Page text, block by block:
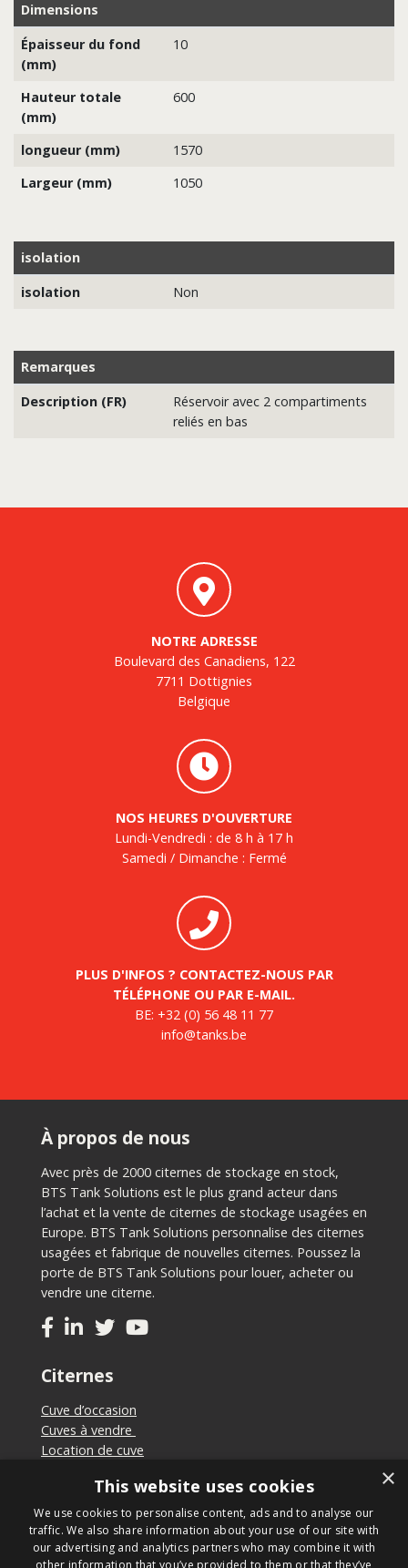
Dimensions
Épaisseur du fond
(mm)
10
Hauteur totale
(mm)
600
longueur (mm)
1570
Largeur (mm)
1050
isolation
isolation
Non
Remarques
Description (FR)
Réservoir avec 2 compartiments
reliés en bas
NOTRE ADRESSE
Boulevard des Canadiens, 122
7711 Dottignies
Belgique
NOS HEURES D'OUVERTURE
Lundi-Vendredi : de 8 h à 17 h
Samedi / Dimanche : Fermé
PLUS D'INFOS ? CONTACTEZ-NOUS PAR
TÉLÉPHONE OU PAR E-MAIL.
BE: +32 (0) 56 48 11 77
info@tanks.be
À propos de nous
Avec près de 2000 citernes de stockage en stock,
BTS Tank Solutions est le plus grand acteur dans
l’achat et la vente de citernes de stockage usagées en
Europe. BTS Tank Solutions personnalise des citernes
usagées et fabrique de nouvelles citernes. Poussez la
porte de BTS Tank Solutions pour louer, acheter ou
vendre une citerne.
Citernes
Cuve d’occasion
Cuves à vendre
Location de cuve
Cuve sur mesure
×
This website uses cookies
We use cookies to personalise content, ads and to analyse our
traffic. We also share information about your use of our site with
our advertising and analytics partners who may combine it with
other information that you’ve provided to them or that they’ve